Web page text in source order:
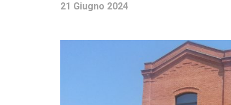
21 Giugno 2024